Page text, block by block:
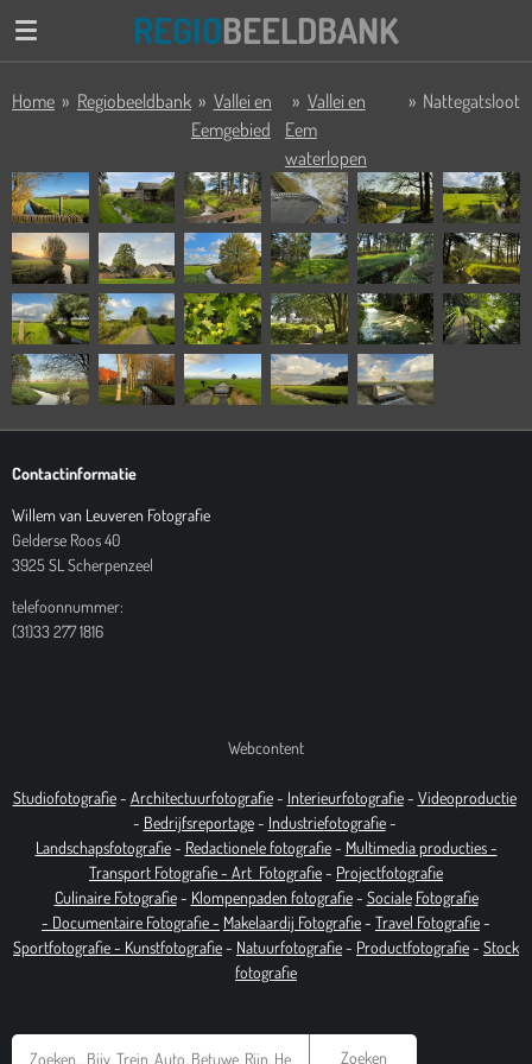
Ga
de
REGIOBEELDBANK
Home » Regiobeeldbank » Vallei en
Eemgebied
» Vallei en
Eem
waterlopen
» Nattegatsloot
Contactinformatie
Willem van Leuveren Fotografie
Gelderse Roos 40
3925 SL Scherpenzeel
telefoonnummer:
(31)33 277 1816
Webcontent
Studiofotografie- Architectuurfotografie- Interieurfotografie- Videoproductie
- Bedrijfsreportage- Industriefotografie-
Landschapsfotografie- Redactionele fotografie- Multimedia producties -
Transport Fotografie - Art Fotografie- Projectfotografie
Culinaire Fotografie- Klompenpaden fotografie- Sociale Fotografie
- Documentaire Fotografie- Makelaardij Fotografie- Travel Fotografie-
Sportfotografie - Kunstfotografie- Natuurfotografie- Productfotografie- Stock
fotografie
Zoeken